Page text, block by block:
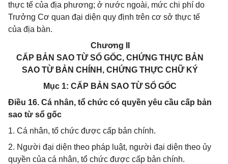
thực tế của địa phương; ở nước ngoài, mức chi phí do
Trưởng Cơ quan đại diện quy định trên cơ sở thực tế
của địa bàn.
Chương II
CẤP BẢN SAO TỪ SỔ GỐC, CHỨNG THỰC BẢN
SAO TỪ BẢN CHÍNH, CHỨNG THỰC CHỮ KÝ
Mục 1: CẤP BẢN SAO TỪ SỔ GỐC
Điều 16. Cá nhân, tổ chức có quyền yêu cầu cấp bản
sao từ sổ gốc
1. Cá nhân, tổ chức được cấp bản chính.
2. Người đại diện theo pháp luật, người đại diện theo ủy
quyền của cá nhân, tổ chức được cấp bản chính.